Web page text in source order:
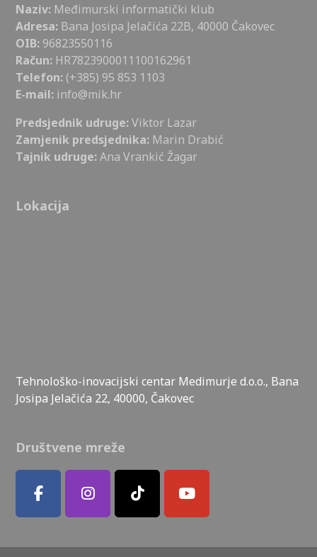
Naziv: Međimurski informatički klub
Adresa: Bana Josipa Jelačića 22B, 40000 Čakovec
OIB: 96823550116
Račun: HR7823900011100162961
Telefon: (+385) 95 853 1103
E-mail: info@mik.hr
Predsjednik udruge:Viktor Lazar
Zamjenik predsjednika: Marin Drabić
Tajnik udruge:Ana Vrankić Žagar
Lokacija
Tehnološko-inovacijski centar Medimurje d.o.o., Bana
Josipa Jelačića 22, 40000, Čakovec
Društvene mreže